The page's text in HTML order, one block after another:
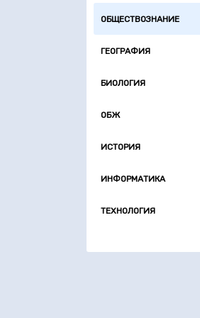
ОБЩЕСТВОЗНАНИЕ
ГЕОГРАФИЯ
БИОЛОГИЯ
ОБЖ
ИСТОРИЯ
ИНФОРМАТИКА
ТЕХНОЛОГИЯ